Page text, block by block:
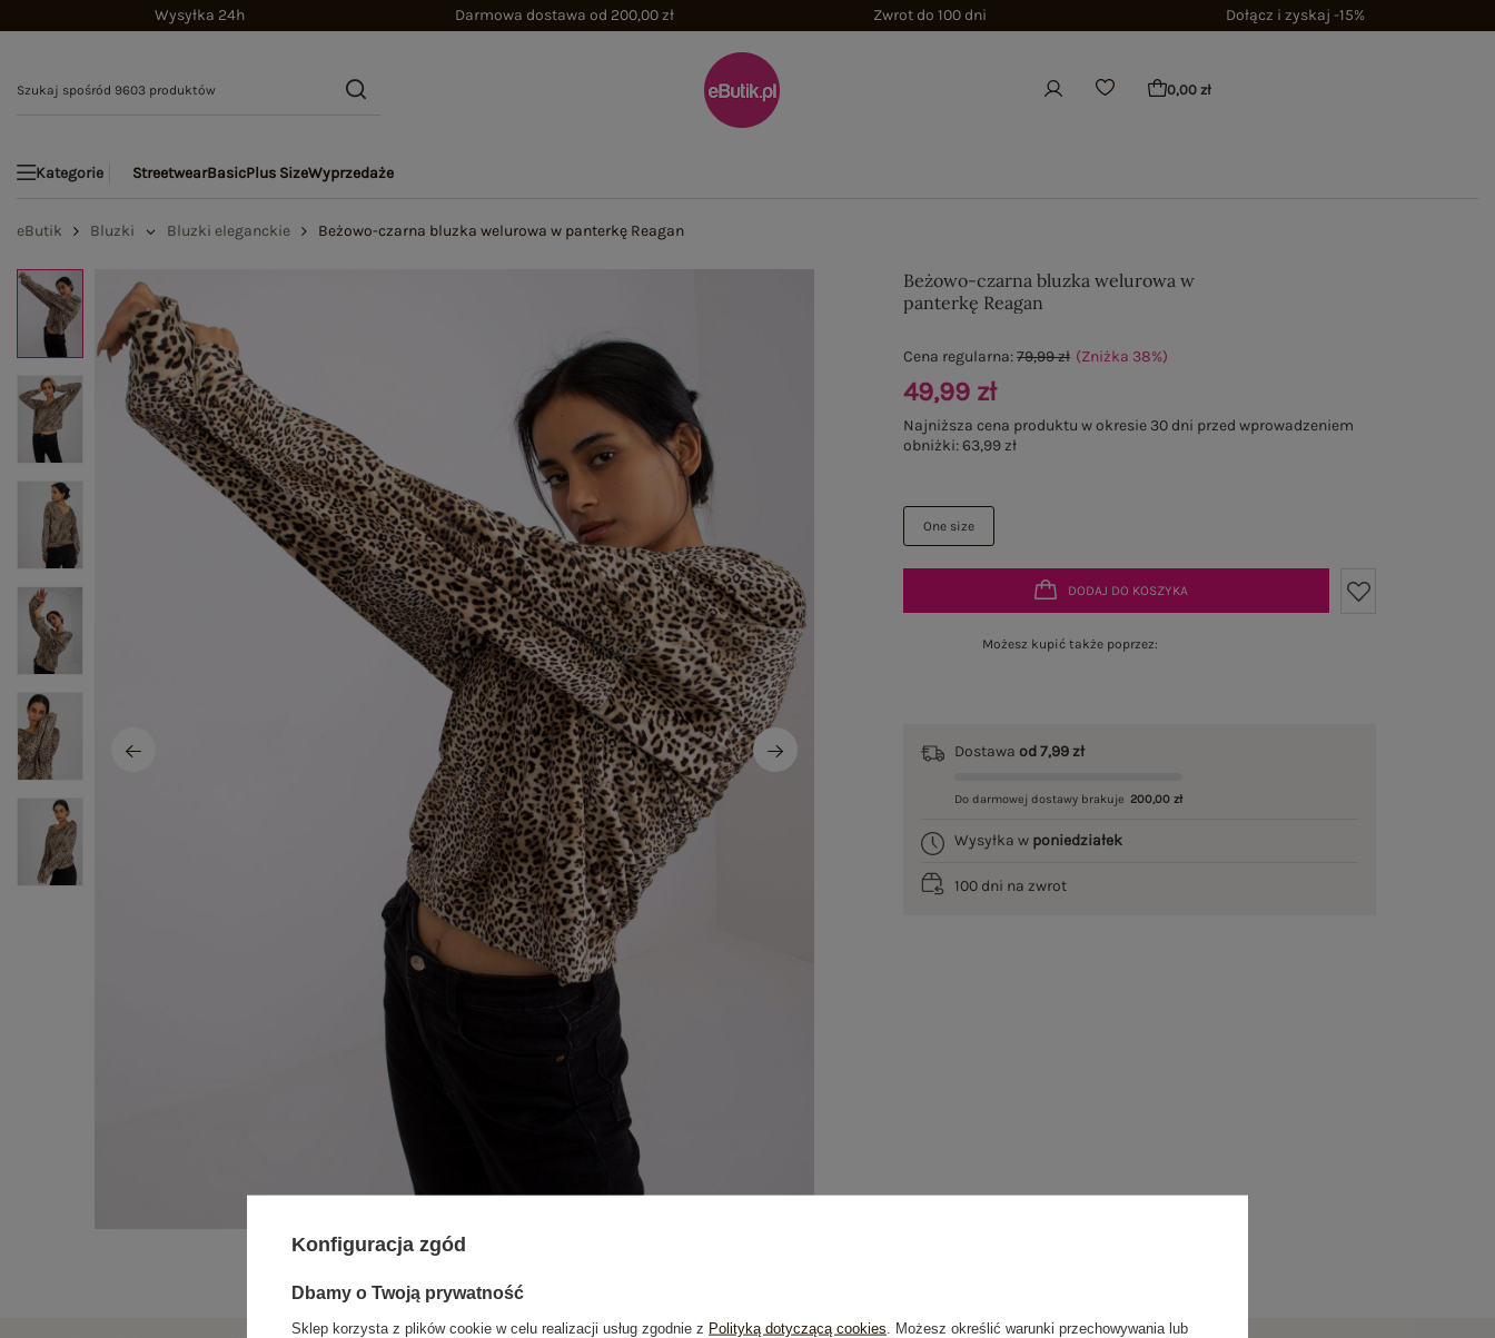
Wysyłka 24h Darmowa dostawa od 200,00 zł Zwrot do 100 dni Dołącz i zyskaj -15%
0,00 zł
Kategorie StreetwearBasicPlus SizeWyprzedaże
eButik Bluzki Bluzki eleganckie Beżowo-czarna bluzka welurowa w panterkę Reagan
Beżowo-czarna bluzka welurowa w
panterkę Reagan
One size
Cena regularna:79,99 zł (Zniżka 38%)
49,99 zł
Najniższa cena produktu w okresie 30 dni przed wprowadzeniem
obniżki:63,99 zł
DODAJ DO KOSZYKA
Możesz kupić także poprzez:
Dostawaod 7,99 zł
Do darmowej dostawy brakuje 200,00 zł
Wysyłka w poniedziałek
100 dni na zwrot
Konfiguracja zgód
Dbamy o Twoją prywatność
Sklep korzysta z plików cookie w celu realizacji usług zgodnie z Polityką dotyczącą cookies . Możesz określić warunki przechowywania lub